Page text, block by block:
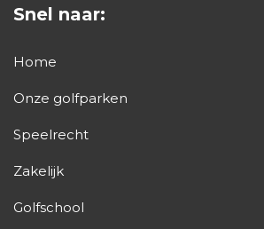
Snel naar:
Home
Onze golfparken
Speelrecht
Zakelijk
Golfschool